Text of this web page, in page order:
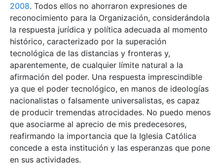
2008. Todos ellos no ahorraron expresiones de
reconocimiento para la Organización, considerándola
la respuesta jurídica y política adecuada al momento
histórico, caracterizado por la superación
tecnológica de las distancias y fronteras y,
aparentemente, de cualquier límite natural a la
afirmación del poder. Una respuesta imprescindible
ya que el poder tecnológico, en manos de ideologías
nacionalistas o falsamente universalistas, es capaz
de producir tremendas atrocidades. No puedo menos
que asociarme al aprecio de mis predecesores,
reafirmando la importancia que la Iglesia Católica
concede a esta institución y las esperanzas que pone
en sus actividades.